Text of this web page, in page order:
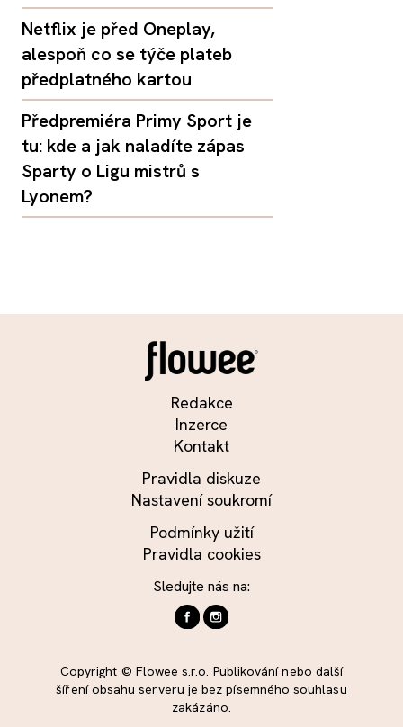
Netflix je před Oneplay,
alespoň co se týče plateb
předplatného kartou
Předpremiéra Primy Sport je
tu: kde a jak naladíte zápas
Sparty o Ligu mistrů s
Lyonem?
Redakce
Inzerce
Kontakt
Pravidla diskuze
Nastavení soukromí
Podmínky užití
Pravidla cookies
Sledujte nás na:
Copyright © Flowee s.r.o. Publikování nebo další
šíření obsahu serveru je bez písemného souhlasu
zakázáno.